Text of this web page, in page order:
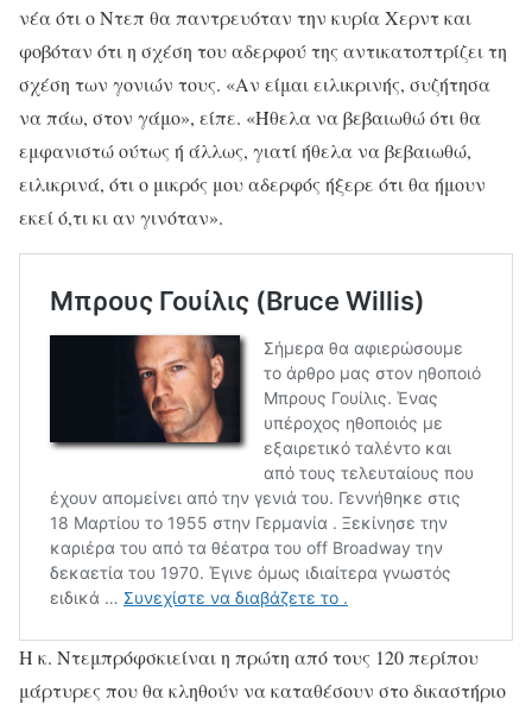
νέα ότι ο Ντεπ θα παντρευόταν την κυρία Χερντ και
φοβόταν ότι η σχέση του αδερφού της αντικατοπτρίζει τη
σχέση των γονιών τους. «Αν είμαι ειλικρινής, συζήτησα
να πάω, στον γάμο», είπε. «Ήθελα να βεβαιωθώ ότι θα
εμφανιστώ ούτως ή άλλως, γιατί ήθελα να βεβαιωθώ,
ειλικρινά, ότι ο μικρός μου αδερφός ήξερε ότι θα ήμουν
εκεί ό,τι κι αν γινόταν».
Η κ. Ντεμπρόφσκιείναι η πρώτη από τους 120 περίπου
μάρτυρες που θα κληθούν να καταθέσουν στο δικαστήριο